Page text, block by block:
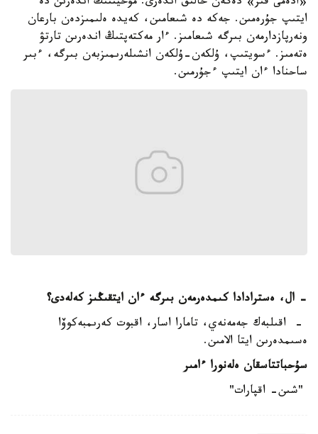
ايتىپ جۇرەمىن. جەكە دە شىعامىن، كەيدە ەلىمىزدەن بارعان
ونەرپازدارمەن بىرگە شىعامىز. ءار مەكتەپتىڭ اندەرىن تارتۋ
ەتەمىز. ءسويتىپ، ۇلكەن-ۇلكەن انشىلەرىمىزبەن بىرگە، ءبىر
ساحنادا ءان ايتىپ ءجۇرمىن.
- ال، ەسترادادا كىمدەرمەن بىرگە ءان ايتقىڭىز كەلەدى؟
- اقىلبەك جەمەنەي، تامارا اسار، اقبوت كەرىمبەكوۆا
ەسىمدەرىن ايتا الامىن.
سۇحباتتاسقان ەلەنورا ءامىر
"شىن- اقپارات"